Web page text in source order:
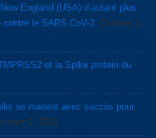
England (USA) d’autant plus
le SARS CoV-2. October 3,
et la Spike protein du
se marient avec succès pour
2, 2021